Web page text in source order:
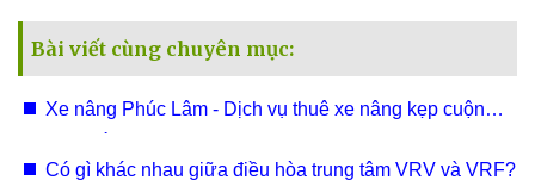
Bài viết cùng chuyên mục:
Xe nâng Phúc Lâm - Dịch vụ thuê xe nâng kẹp cuộn
Có gì khác nhau giữa điều hòa trung tâm VRV và VRF?